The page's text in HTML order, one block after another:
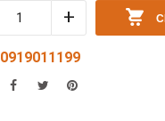
+
0919011199